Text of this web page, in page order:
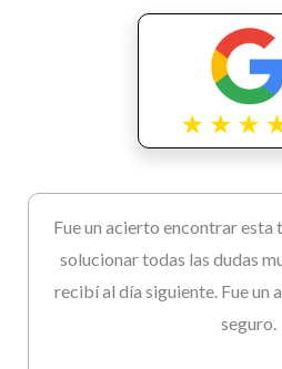
Fue un acierto encontrar esta
solucionar todas las dudas
recibí al día siguiente. Fue
seguro.